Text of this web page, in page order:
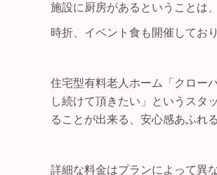
施設に厨房があるということは
時折、イベント食も開催してお
住宅型有料老人ホーム「クロー
し続けて頂きたい」というスタ
ることが出来る、安心感あふれ
詳細な料金はプランによって異